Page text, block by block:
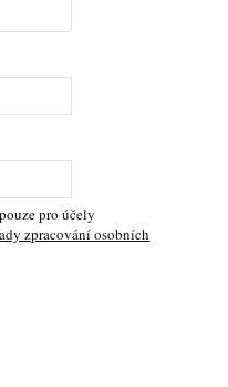
pro účely
zpracování osobních